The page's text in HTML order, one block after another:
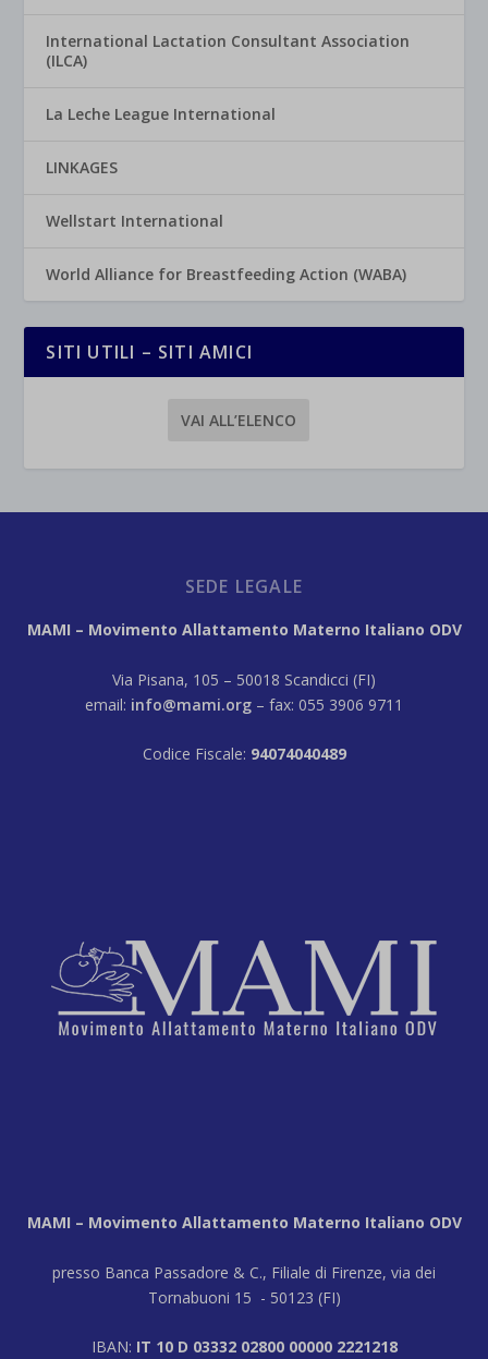
International Lactation Consultant Association
(ILCA)
La Leche League International
LINKAGES
Wellstart International
World Alliance for Breastfeeding Action (WABA)
SITI UTILI – SITI AMICI
VAI ALL’ELENCO
SEDE LEGALE
MAMI – Movimento Allattamento Materno Italiano ODV
Via Pisana, 105 – 50018 Scandicci (FI)
email: info@mami.org – fax: 055 3906 9711
Codice Fiscale: 94074040489
MAMI – Movimento Allattamento Materno Italiano ODV
presso Banca Passadore & C., Filiale di Firenze, via dei
Tornabuoni 15 - 50123 (FI)
IBAN: IT 10 D 03332 02800 00000 2221218